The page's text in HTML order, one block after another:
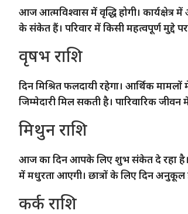
आज आत्मविश्वास में वृद्धि होगी।
के संकेत हैं। परिवार में किसी महत्वपूर्ण मुद्दे
वृषभ राशि
दिन मिश्रित फलदायी रहेगा। आर्थिक
जिम्मेदारी मिल सकती है। पारिवारिक
मिथुन राशि
आज का दिन आपके लिए शुभ संकेत दे रहा है।
में मधुरता आएगी। छात्रों के लिए दिन अनुकूल
कर्क राशि